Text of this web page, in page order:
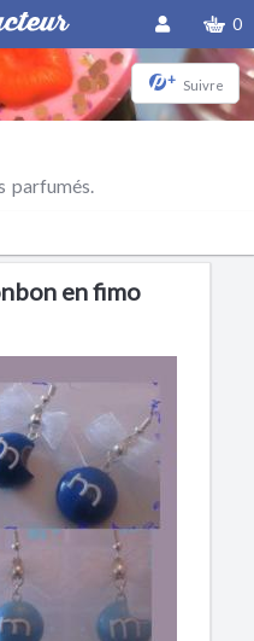
0
+ Suivre
parfumés.
en fimo